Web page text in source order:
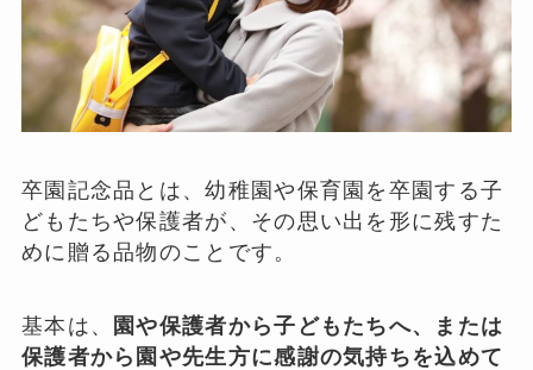
卒園記念品とは、幼稚園や保育園を卒園する子
どもたちや保護者が、その思い出を形に残すた
めに贈る品物のことです。
基本は、
園や保護者から子どもたちへ、または
保護者から園や先生方に感謝の気持ちを込めて